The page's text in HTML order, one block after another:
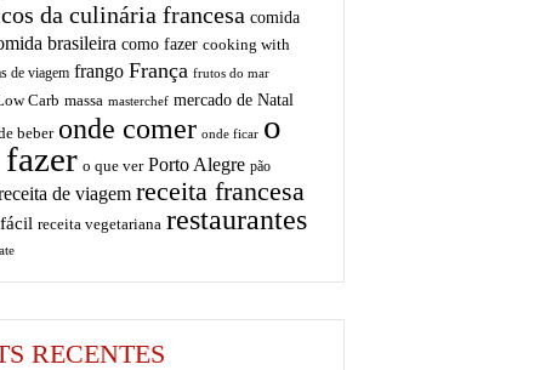
da culinária francesa comida
brasileira como fazer cooking with
de viagem frango França frutos do mar
Carb massa masterchef mercado de Natal
beber onde comer onde ficar o
o que ver Porto Alegre pão
de viagem receita francesa
receita vegetariana restaurantes
RECENTES